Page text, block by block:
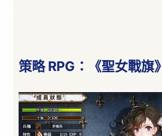
策略 RPG：《聖女戰旗》